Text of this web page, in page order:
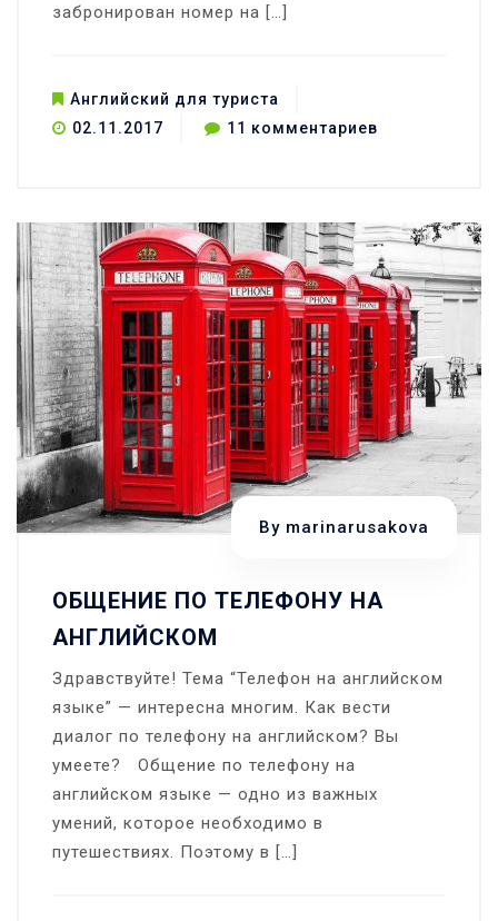
забронирован номер на […]
Английский для туриста
02.11.2017
11 комментариев
за
границей
—
путешествие
без
переводчика
By marinarusakova
ОБЩЕНИЕ ПО ТЕЛЕФОНУ НА
АНГЛИЙСКОМ
Здравствуйте! Тема “Телефон на английском
языке” — интересна многим. Как вести
диалог по телефону на английском? Вы
умеете? Общение по телефону на
английском языке — одно из важных
умений, которое необходимо в
путешествиях. Поэтому в […]